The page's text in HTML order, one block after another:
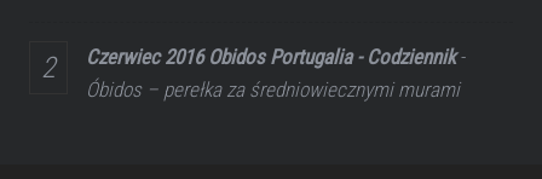
Czerwiec 2016 Obidos Portugalia - Codziennik-
Óbidos – perełka za średniowiecznymi murami